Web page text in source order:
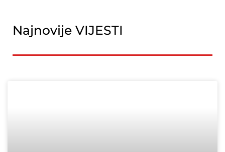
Najnovije VIJESTI